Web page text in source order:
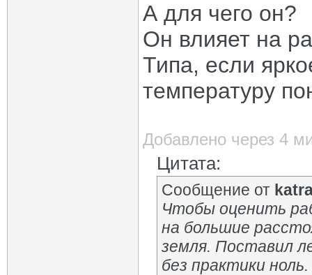
А для чего он?
Он влияет на
Типа, если
температуру
Добавлено через 4
Цитата:
Сообщение от
Чтобы оценить
на большие
земля. Поставил
без практики ноль.